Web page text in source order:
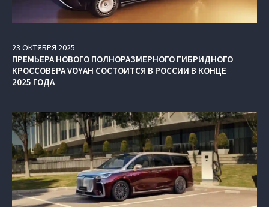
23 ОКТЯБРЯ 2025
ПРЕМЬЕРА НОВОГО ПОЛНОРАЗМЕРНОГО ГИБРИДНОГО
КРОССОВЕРА VOYAH СОСТОИТСЯ В РОССИИ В КОНЦЕ
2025 ГОДА